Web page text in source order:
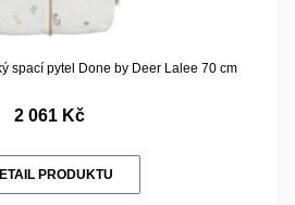
spací pytel Done by Deer Lalee 70 cm
2 061 Kč
PRODUKTU